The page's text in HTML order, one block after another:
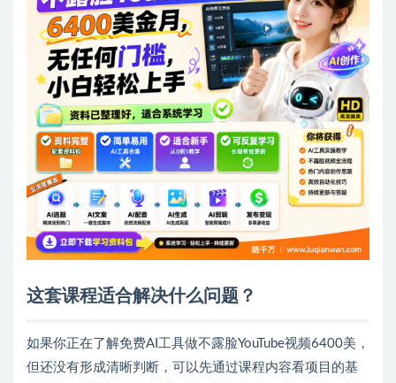
这套课程适合解决什么问题？
如果你正在了解免费AI工具做不露脸YouTube视频6400美，
但还没有形成清晰判断，可以先通过课程内容看项目的基